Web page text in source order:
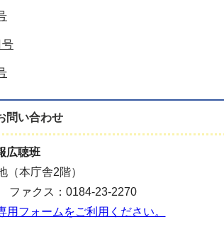
問い合わせ
広聴班
（本庁舎2階）
ファクス：0184-23-2270
用フォームをご利用ください。